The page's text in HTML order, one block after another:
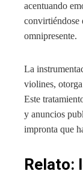
acentuando
convirtiéndose
omnipresente.
La
violines,
Este
y anuncios
impronta que
Relato: